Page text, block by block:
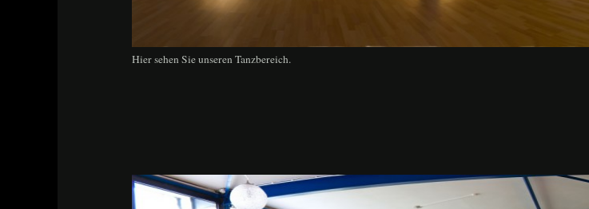
Hier sehen Sie unseren Tanzbereich.